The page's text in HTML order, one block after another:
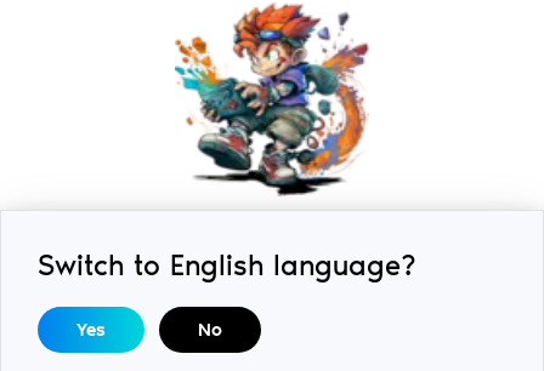
2018-2026 © ExLoader. جميع الحقوق محفوظة. صمم وطور
بواسطة
SwiftSoft LLC.
help@swiftsoft.llc
Switch to English language?
Yes No